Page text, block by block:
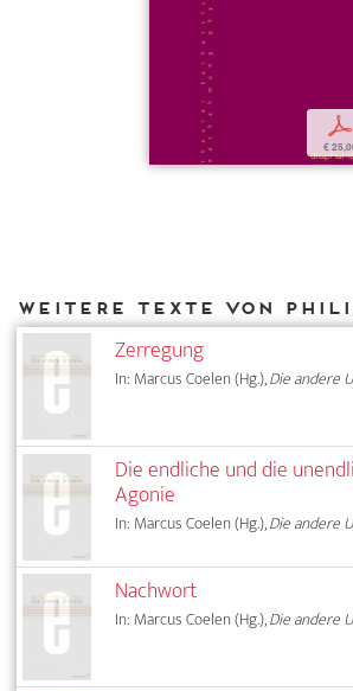
p
€
Zerregung
In: Marcus Coelen (Hg.),Die andere
Die endliche und die
Agonie
In: Marcus Coelen (Hg.),Die andere
Nachwort
In: Marcus Coelen (Hg.),Die andere